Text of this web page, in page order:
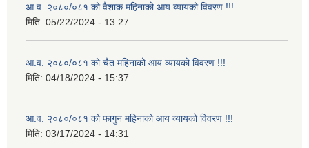
आ.व. २०८०/०८१ को वैशाक महिनाको आय व्यायको विवरण !!!
मिति: 05/22/2024 - 13:27
आ.व. २०८०/०८१ को चैत महिनाको आय व्यायको विवरण !!!
मिति: 04/18/2024 - 15:37
आ.व. २०८०/०८१ को फागुन महिनाको आय व्यायको विवरण !!!
मिति: 03/17/2024 - 14:31